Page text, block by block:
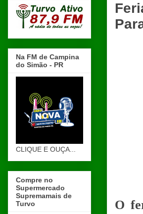
O
Na FM de Campina
do Simão - PR
CLIQUE E OUÇA...
Compre no
Supermercado
Supremamais de
Turvo